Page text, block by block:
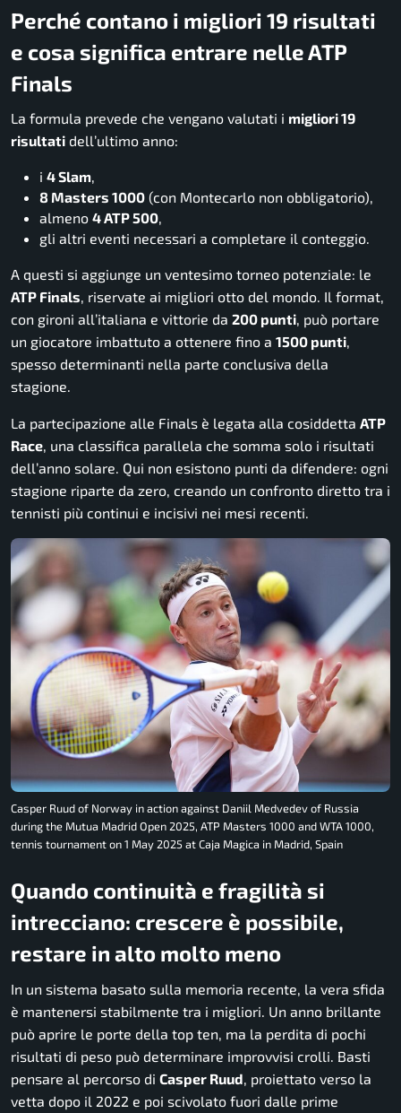
Perché contano i migliori 19 risultati
e cosa significa entrare nelle ATP
Finals
La formula prevede che vengano valutati i migliori 19
risultati dell’ultimo anno:
i 4 Slam,
8 Masters 1000 (con Montecarlo non obbligatorio),
almeno 4 ATP 500,
gli altri eventi necessari a completare il conteggio.
A questi si aggiunge un ventesimo torneo potenziale: le
ATP Finals, riservate ai migliori otto del mondo. Il format,
con gironi all’italiana e vittorie da 200 punti, può portare
un giocatore imbattuto a ottenere fino a 1500 punti,
spesso determinanti nella parte conclusiva della
stagione.
La partecipazione alle Finals è legata alla cosiddetta ATP
Race, una classifica parallela che somma solo i risultati
dell’anno solare. Qui non esistono punti da difendere: ogni
stagione riparte da zero, creando un confronto diretto tra i
tennisti più continui e incisivi nei mesi recenti.
Casper Ruud of Norway in action against Daniil Medvedev of Russia
during the Mutua Madrid Open 2025, ATP Masters 1000 and WTA 1000,
tennis tournament on 1 May 2025 at Caja Magica in Madrid, Spain
Quando continuità e fragilità si
intrecciano: crescere è possibile,
restare in alto molto meno
In un sistema basato sulla memoria recente, la vera sfida
è mantenersi stabilmente tra i migliori. Un anno brillante
può aprire le porte della top ten, ma la perdita di pochi
risultati di peso può determinare improvvisi crolli. Basti
pensare al percorso di Casper Ruud , proiettato verso la
vetta dopo il 2022 e poi scivolato fuori dalle prime